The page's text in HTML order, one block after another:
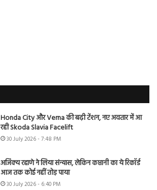
Honda City और Verna की बढ़ी टेंशन, नए अवतार में आ
रही Skoda Slavia Facelift
30 July 2026 - 7:48 PM
अजिंक्य रहाणे ने लिया संन्यास, लेकिन कप्तानी का ये रिकॉर्ड
आज तक कोई नहीं तोड़ पाया
30 July 2026 - 6:40 PM